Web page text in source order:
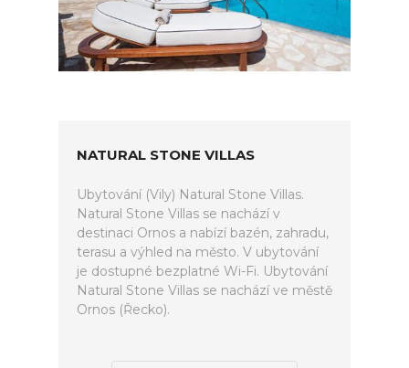
NATURAL STONE VILLAS
Ubytování (Vily) Natural Stone Villas.
Natural Stone Villas se nachází v
destinaci Ornos a nabízí bazén, zahradu,
terasu a výhled na město. V ubytování
je dostupné bezplatné Wi-Fi. Ubytování
Natural Stone Villas se nachází ve městě
Ornos (Řecko).